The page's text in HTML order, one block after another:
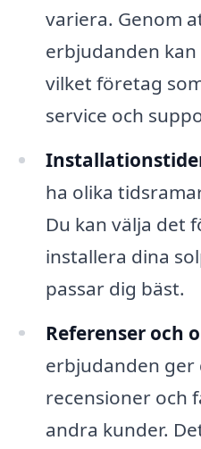
variera. Genom
erbjudanden
vilket företag
service och
ha olika
Du kan välja det
installera dina
passar dig bäst.
Referenser och
erbjudanden ger
recensioner och
andra kunder.